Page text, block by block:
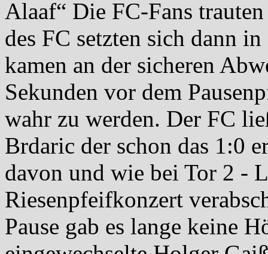
Alaaf“ Die FC-Fans
des FC setzten sich dann
kamen an der sicheren
Sekunden vor dem
wahr zu werden. Der FC
Brdaric der schon das 1:0
davon und wie bei Tor 2 -
Riesenpfeifkonzert
Pause gab es lange keine